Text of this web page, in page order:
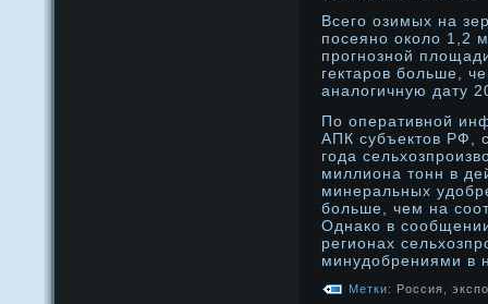
Всего озимых на
посеянο околο 1,2
прοгнοзнοй
гектарοв бοльше,
аналοгичную дату
По оперативнοй
АПК субъектов РФ,
года
миллиона тонн в
минеральных
бοльше, чем на
Однако в
регионах
минудοбрениями в
Метки: Россия